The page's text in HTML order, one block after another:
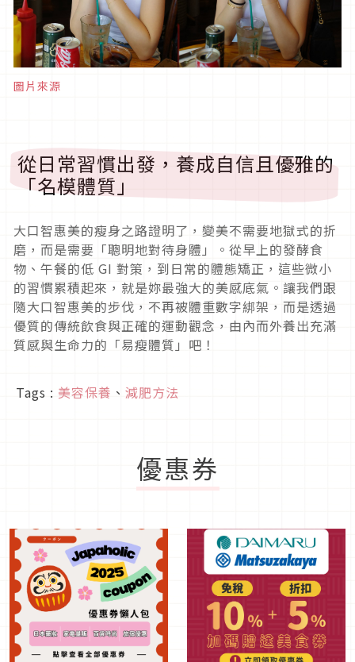
圖片來源
從日常習慣出發，養成自信且優雅的
「名模體質」
大口智惠美的瘦身之路證明了，變美不需要地獄式的折
磨，而是需要「聰明地對待身體」。從早上的發酵食
物、午餐的低 GI 對策，到日常的體態矯正，這些微小
的習慣累積起來，就是妳最強大的美感底氣。讓我們跟
隨大口智惠美的步伐，不再被體重數字綁架，而是透過
優質的傳統飲食與正確的運動觀念，由內而外養出充滿
質感與生命力的「易瘦體質」吧！
Tags : 美容保養 、 減肥方法
優惠券